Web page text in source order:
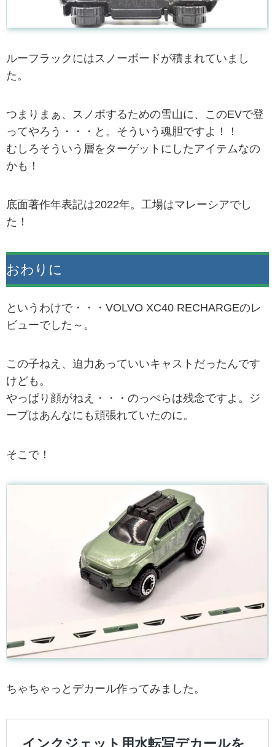
ルーフラックにはスノーボードが積まれていまし
た。
つまりまぁ、スノボするための雪山に、このEVで登
ってやろう・・・と。そういう魂胆ですよ！！
むしろそういう層をターゲットにしたアイテムなの
かも！
底面著作年表記は2022年。工場はマレーシアでし
た！
おわりに
というわけで・・・VOLVO XC40 RECHARGEのレ
ビューでした～。
この子ねえ、迫力あっていいキャストだったんです
けども。
やっぱり顔がねえ・・・のっぺらは残念ですよ。ジ
ープはあんなにも頑張れていたのに。
そこで！
ちゃちゃっとデカール作ってみました。